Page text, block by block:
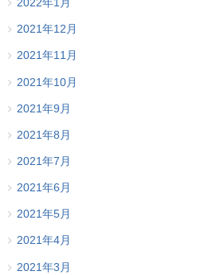
2022年1月
2021年12月
2021年11月
2021年10月
2021年9月
2021年8月
2021年7月
2021年6月
2021年5月
2021年4月
2021年3月